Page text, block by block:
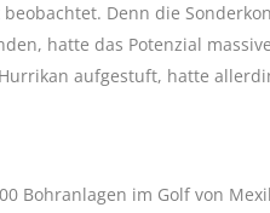
Denn die
hatte das Potenzial
aufgestuft, hatte
Bohranlagen im Golf von